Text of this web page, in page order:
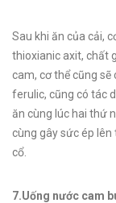
Sau khi ăn của cải,
thioxianic axit, chất
cam, cơ thể cũng sẽ
ferulic, cũng có tác
ăn cùng lúc hai thứ
cùng gây sức ép lên
cổ.
7.Uống nước cam